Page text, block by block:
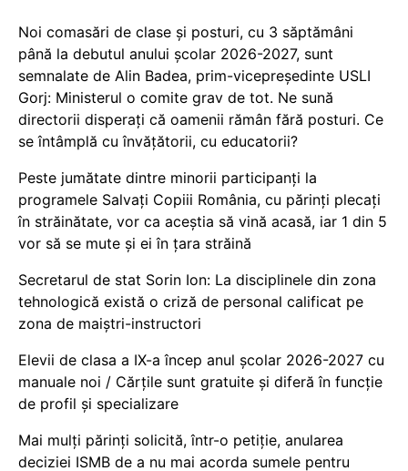
Noi comasări de clase și posturi, cu 3 săptămâni
până la debutul anului școlar 2026-2027, sunt
semnalate de Alin Badea, prim-vicepreședinte USLI
Gorj: Ministerul o comite grav de tot. Ne sună
directorii disperați că oamenii rămân fără posturi. Ce
se întâmplă cu învățătorii, cu educatorii?
Peste jumătate dintre minorii participanți la
programele Salvați Copiii România, cu părinți plecați
în străinătate, vor ca aceștia să vină acasă, iar 1 din 5
vor să se mute și ei în țara străină
Secretarul de stat Sorin Ion: La disciplinele din zona
tehnologică există o criză de personal calificat pe
zona de maiștri-instructori
Elevii de clasa a IX-a încep anul școlar 2026-2027 cu
manuale noi / Cărțile sunt gratuite și diferă în funcție
de profil și specializare
Mai mulți părinți solicită, într-o petiție, anularea
deciziei ISMB de a nu mai acorda sumele pentru